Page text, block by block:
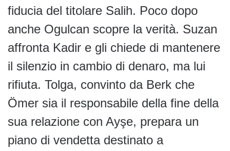
fiducia del titolare Salih. Poco dopo
anche Ogulcan scopre la verità. Suzan
affronta Kadir e gli chiede di mantenere
il silenzio in cambio di denaro, ma lui
rifiuta. Tolga, convinto da Berk che
Ömer sia il responsabile della fine della
sua relazione con Ayşe, prepara un
piano di vendetta destinato a